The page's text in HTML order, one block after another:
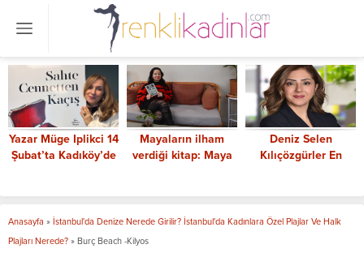
Yazar Müge Iplikci 14
Şubat’ta Kadıköy’de
Mayaların ilham
verdiği kitap: Maya
Deniz Selen
Kılıçözgürler En
Anasayfa » İstanbul'da Denize Nerede Girilir? İstanbul'da Kadınlara Özel Plajlar Ve Halk
Plajları Nerede? » Burç Beach -Kilyos